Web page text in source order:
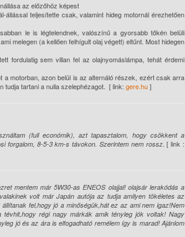
az előzőhöz képest
teljesítette csak, valamint hideg motornál érezhetően
le is légtelendnek, valószínű a gyorsabb tőkén belüli
melegen (a kellően felhígult olaj végett) eltűnt. Most hidegen
fordulatig sem villan fel az olajnyomáslámpa, tehát érdemi
a motorban, azon belül is az alternáló részek, ezért csak arra
tudja tartani a nulla szelephézagot. [ link: gere.hu]
(full económik), azt tapasztalom, hogy csökkent a
forgalom, 8-5-3 km-s távokon. Szerintem nem rossz. [ link :
mentem már 5W30-as ENEOS olajjal! olajsár lerakódás a
volt már Japán autója az tudja amilyen tökéletes az
fel,hogy jó a minőségük,hát ez az ami nem igaz!Nem
régi nagy márkák amik tényleg jók voltak! Nagy
jó és az ára is elfogadható remélem így is marad! Ajánlom